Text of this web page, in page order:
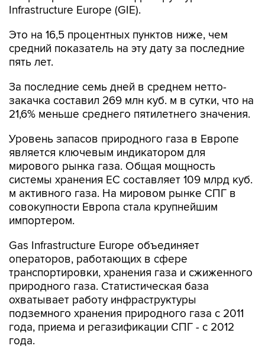
Infrastructure Europe (GIE).
Это на 16,5 процентных пунктов ниже, чем
средний показатель на эту дату за последние
пять лет.
За последние семь дней в среднем нетто-
закачка составил 269 млн куб. м в сутки, что на
21,6% меньше среднего пятилетнего значения.
Уровень запасов природного газа в Европе
является ключевым индикатором для
мирового рынка газа. Общая мощность
системы хранения ЕС составляет 109 млрд куб.
м активного газа. На мировом рынке СПГ в
совокупности Европа стала крупнейшим
импортером.
Gas Infrastructure Europe объединяет
операторов, работающих в сфере
транспортировки, хранения газа и сжиженного
природного газа. Статистическая база
охватывает работу инфраструктуры
подземного хранения природного газа с 2011
года, приема и регазификации СПГ - с 2012
года.